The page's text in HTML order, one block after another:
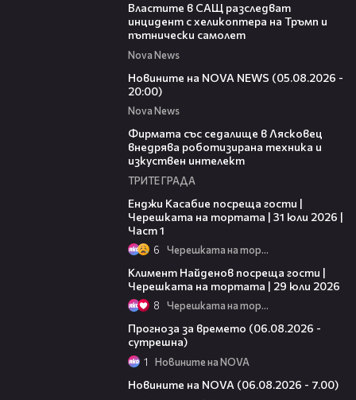
Властите в САЩ разследват
инцидент с хеликоптера на Тръмп и
пътнически самолет
Nova News
Новините на NOVA NEWS (05.08.2026 -
20:00)
Nova News
Фирмата със седалище в Лясковец
внедрява роботизирана техника и
изкуствен интелект
ТРИТЕ ГРАДА
Енджи Касабие посреща гости |
Черешката на тортата | 31 юли 2026 |
Част 1
6 Черешката на тортата
Климент Найденов посреща гости |
Черешката на тортата | 29 юли 2026
8 Черешката на тортата
Прогноза за времето (06.08.2026 -
сутрешна)
1 Новините на NOVA
Новините на NOVA (06.08.2026 - 7.00)